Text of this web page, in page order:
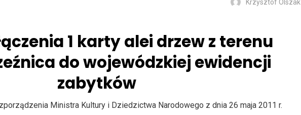
Krzysztof Olszak
1 karty alei drzew z terenu
do wojewódzkiej ewidencji
zabytków
Ministra Kultury i Dziedzictwa Narodowego z dnia 26 maja 2011 r.